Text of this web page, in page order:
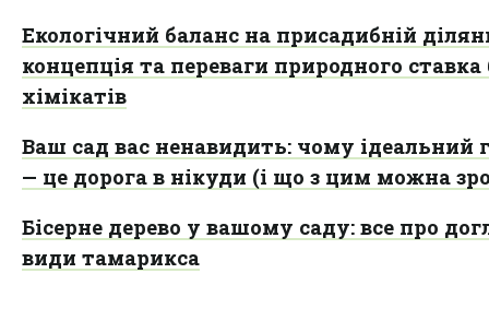
Екологічний баланс на присадибній
концепція та переваги природного ставка
хімікатів
Ваш сад вас ненавидить: чому ідеальний
— це дорога в нікуди (і що з цим можна
Бісерне дерево у вашому саду: все про
види тамарикса